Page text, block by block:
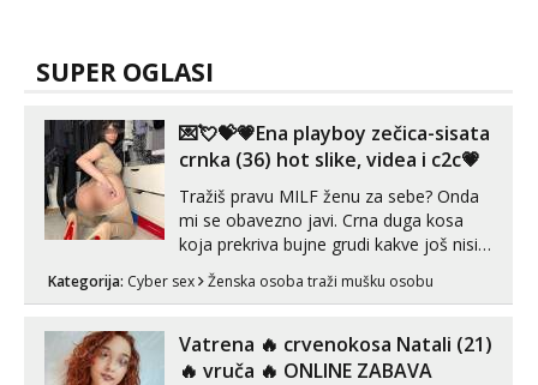
SUPER OGLASI
💌💘💝💗Ena playboy zečica-sisata
crnka (36) hot slike, videa i c2c💗
Tražiš pravu MILF ženu za sebe? Onda
mi se obavezno javi. Crna duga kosa
koja prekriva bujne grudi kakve još nisi
vidio, čista ŠESTICA! A usne? O usnama
bolje da ni ne pričam. Prave pune usne
vjeruj mi, takve još nisi vidio. Uvijek sam
spremna za ONLOINE zabavu...
Kategorija: Cyber sex Ženska osoba traži mušku osobu
Vatrena ‎️‍🔥 crvenokosa Natali (21)
‎️‍🔥 vruča‎ ️‍🔥 ONLINE ZABAVA